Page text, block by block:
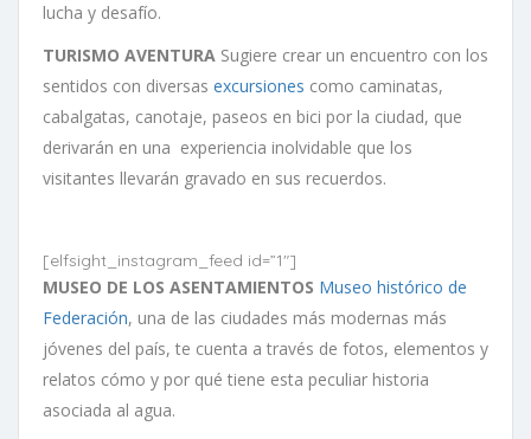
lucha y desafío.
TURISMO AVENTURA Sugiere crear un encuentro con los
sentidos con diversas excursiones como caminatas,
cabalgatas, canotaje, paseos en bici por la ciudad, que
derivarán en una experiencia inolvidable que los
visitantes llevarán gravado en sus recuerdos.
[elfsight_instagram_feed id=”1″]
MUSEO DE LOS ASENTAMIENTOS Museo histórico de
Federación, una de las ciudades más modernas más
jóvenes del país, te cuenta a través de fotos, elementos y
relatos cómo y por qué tiene esta peculiar historia
asociada al agua.